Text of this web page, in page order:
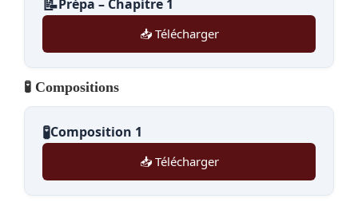
📝Prépa – Chapitre 1
📥 Télécharger
🧪 Compositions
🧪Composition 1
📥 Télécharger